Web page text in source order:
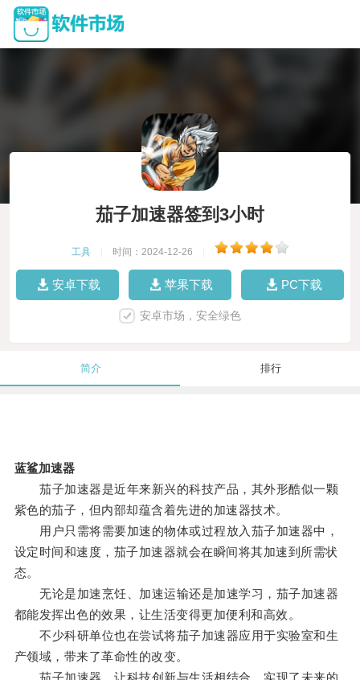
茄子加速器签到3小时
工具 时间：2024-12-26
安卓下载 苹果下载 PC下载
安卓市场，安全绿色
简介 排行
蓝鲨加速器
茄子加速器是近年来新兴的科技产品，其外形酷似一颗
紫色的茄子，但内部却蕴含着先进的加速器技术。
用户只需将需要加速的物体或过程放入茄子加速器中，
设定时间和速度，茄子加速器就会在瞬间将其加速到所需状
态。
无论是加速烹饪、加速运输还是加速学习，茄子加速器
都能发挥出色的效果，让生活变得更加便利和高效。
不少科研单位也在尝试将茄子加速器应用于实验室和生
产领域，带来了革命性的改变。